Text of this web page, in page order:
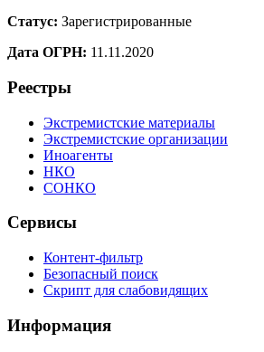
Статус: Зарегистрированные
Дата ОГРН: 11.11.2020
Реестры
Экстремистские материалы
Экстремистские организации
Иноагенты
НКО
СОНКО
Сервисы
Контент-фильтр
Безопасный поиск
Скрипт для слабовидящих
Информация